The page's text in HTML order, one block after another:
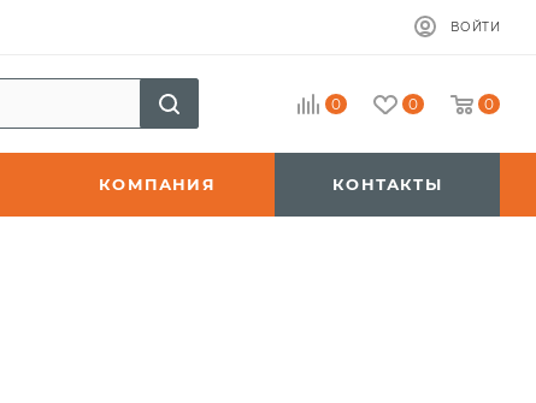
ВОЙТИ
0 0 0
КОМПАНИЯ КОНТАКТЫ